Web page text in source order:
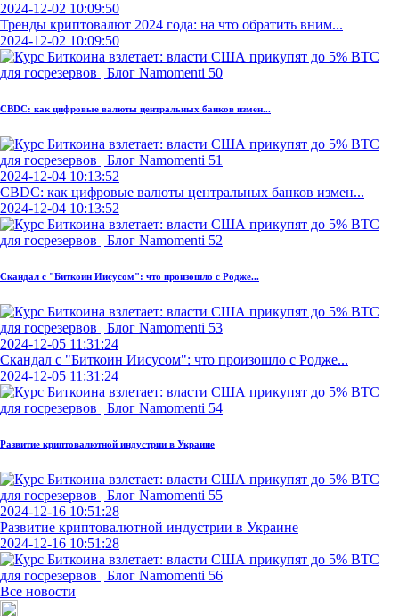
2024-12-02 10:09:50
Тренды криптовалют 2024 года: на что обратить вним...
2024-12-02 10:09:50
CBDC: как цифровые валюты центральных банков измен...
2024-12-04 10:13:52
CBDC: как цифровые валюты центральных банков измен...
2024-12-04 10:13:52
Скандал с "Биткоин Иисусом": что произошло с Родже...
2024-12-05 11:31:24
Скандал с "Биткоин Иисусом": что произошло с Родже...
2024-12-05 11:31:24
Развитие криптовалютной индустрии в Украине
2024-12-16 10:51:28
Развитие криптовалютной индустрии в Украине
2024-12-16 10:51:28
Все новости